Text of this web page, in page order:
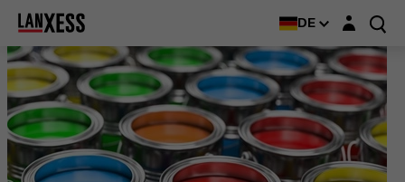
DE Login-Maske